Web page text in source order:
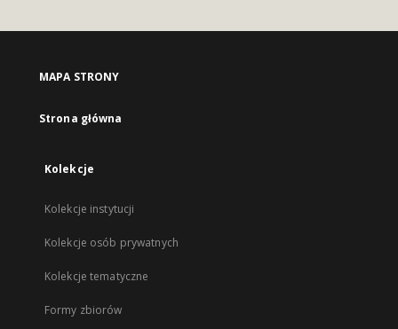
MAPA STRONY
Strona główna
Kolekcje
Kolekcje instytucji
Kolekcje osób prywatnych
Kolekcje tematyczne
Formy zbiorów